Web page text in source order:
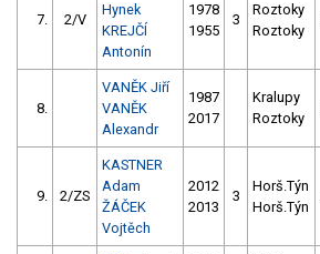
7. 2/V
Hynek
KREJČÍ
Antonín
1978
1955
3
Roztoky
Roztoky
8.
VANĚK Jiří
VANĚK
Alexandr
1987
2017
Kralupy
Roztoky
9. 2/ZS
KASTNER
Adam
ŽÁČEK
Vojtěch
2012
2013
3
Horš.Týn
Horš.Týn